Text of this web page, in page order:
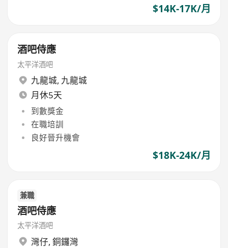
$14K-17K/月
酒吧侍應
太平洋酒吧
九龍城, 九龍城
月休5天
到數獎金
在職培訓
良好晉升機會
$18K-24K/月
兼職
酒吧侍應
太平洋酒吧
灣仔, 銅鑼灣